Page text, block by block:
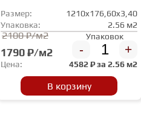
Размер:
1210x176,60x3,40
Упаковка:
2.56 м2
2100 ₽/м2
1790 ₽/м2
Упаковок
- +
Цена: 4582₽ за 2.56 м2
В корзину